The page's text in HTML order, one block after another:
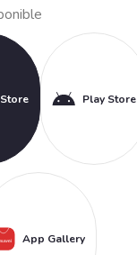
Play Store
App Gallery